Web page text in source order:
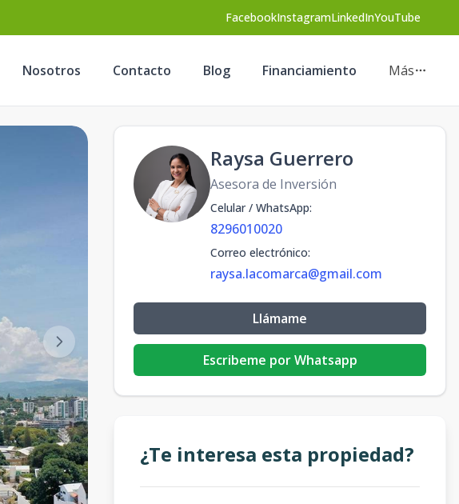
FacebookInstagramLinkedInYouTube
Nosotros Contacto Blog Financiamiento Más
Raysa Guerrero
Asesora de Inversión
Celular / WhatsApp:
8296010020
Correo electrónico:
raysa.lacomarca@gmail.com
Llámame
Escribeme por Whatsapp
¿Te interesa esta propiedad?